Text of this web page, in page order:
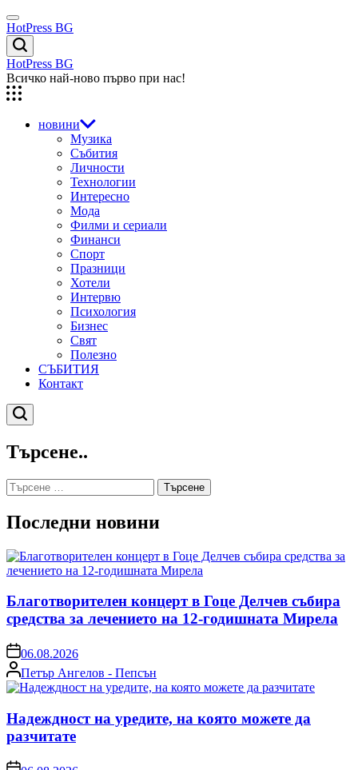
Skip
to
content
Menu
HotPress BG
Търсене
HotPress BG
Всичко най-ново първо при нас!
новини
Музика
Събития
Личности
Технологии
Интересно
Мода
Филми и сериали
Финанси
Спорт
Празници
Хотели
Интервю
Психология
Бизнес
Свят
Полезно
СЪБИТИЯ
Контакт
Търсене
Търсене..
Търсене
за:
Последни новини
Благотворителен концерт в Гоце Делчев събира
средства за лечението на 12-годишната Мирела
on06.08.2026
Posted
by
Петър Ангелов - Пепсън
Надеждност на уредите, на която можете да
разчитате
on